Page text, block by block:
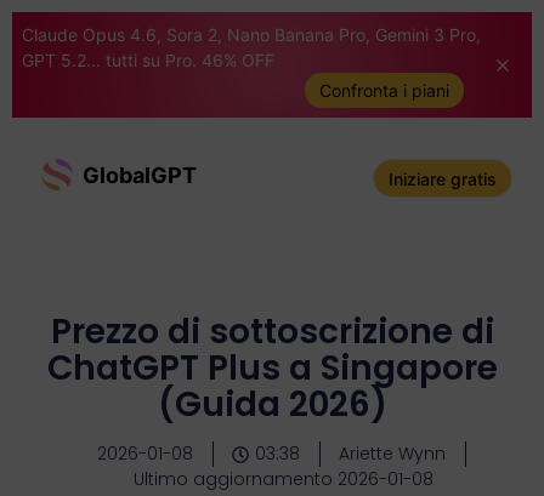
Claude Opus 4.6, Sora 2, Nano Banana Pro, Gemini 3 Pro,
GPT 5.2... tutti su Pro. 46% OFF
Confronta i piani
GlobalGPT Iniziare gratis
Prezzo di sottoscrizione di
ChatGPT Plus a Singapore
(Guida 2026)
2026-01-08 03:38
Ariette Wynn
Ultimo aggiornamento 2026-01-08